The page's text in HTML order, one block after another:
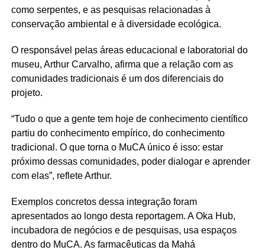
como serpentes, e as pesquisas relacionadas à
conservação ambiental e à diversidade ecológica.
O responsável pelas áreas educacional e laboratorial do
museu, Arthur Carvalho, afirma que a relação com as
comunidades tradicionais é um dos diferenciais do
projeto.
“Tudo o que a gente tem hoje de conhecimento científico
partiu do conhecimento empírico, do conhecimento
tradicional. O que torna o MuCA único é isso: estar
próximo dessas comunidades, poder dialogar e aprender
com elas”, reflete Arthur.
Exemplos concretos dessa integração foram
apresentados ao longo desta reportagem. A Oka Hub,
incubadora de negócios e de pesquisas, usa espaços
dentro do MuCA. As farmacêuticas da Mahá